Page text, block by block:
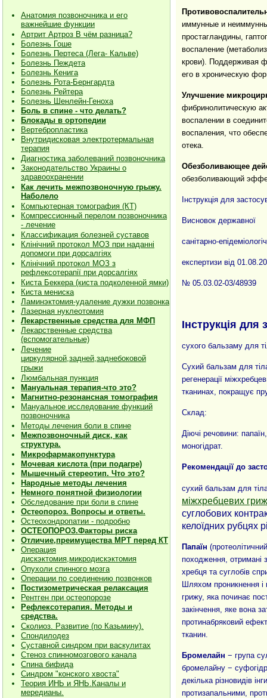
Анатомия позвоночника и его
важнейшие функции
Артрит Артроз В чём разница?
Болезнь Гоше
Болезнь Пертеса (Лега- Кальве)
Болезнь Пеждета
Болезнь Кенига
Болезнь Рота-Бернгардта
Болезнь Рейтера
Болезнь Шенлейн-Геноха
Боль в спине - что делать?
Блокады в ортопедии
Вертебропластика
Внутридисковая электротермальная
терапия
Диагностика заболеваний позвоночника
Законодательство Украины о
здравоохранении
Как лечить межпозвоночную грыжу.
Наболело
Компьютерная томография (КТ)
Компрессионный перелом позвоночника
- лечение
Классификация болезней суставов
Клiнiчний протокол МОЗ при наданнi
допомоги при дорсалгiях
Клiнiчний протокол МОЗ з
рефлексотерапiї при дорсалгіях
Киста Беккера (киста подколенной ямки)
Киста мениска
Ламинэктомия-удаление дужки позвонка
Лазерная нуклеотомия
Лекарственные средства для МФП
Лекарственные средства
(вспомогательные)
Лечение
циркулярной,задней,заднебоковой
грыжи
Люмбальная пункция
Мануальная терапия-что это?
Магнитно-резонансная томография
Мануальное исследование функций
позвоночника
Методы лечения боли в спине
Межпозвоночный диск, как
структура.
Микрофармакопунктура
Мочевая кислота (при подагре)
Мышечный стереотип. Что это?
Народные методы лечения
Немного понятной физиологии
Обследование при боли в спине
Остеопороз. Вопросы и ответы.
Остеохондропатии - подробно
ОСТЕОПОРОЗ.Факторы риска
Отличие,преимущества МРТ перед КТ
Операция
дискэктомия,микродискэктомия
Опухоли спинного мозга
Операции по соединению позвонков
Постизометрическая релаксация
Рентген при остеопорозе
Рефлексотерапия. Методы и
средства.
Сколиоз. Развитие (по Казьмину).
Спондилодез
Суставной синдром при васкулитах
Стеноз спинномозгового канала
Спина бифида
Синдром "конского хвоста"
Теория ИНЬ и ЯНЬ.Каналы и
мередианы.
иммунные и
простагландины,
воспаление
крови). Поддерживая
его в хроническую
Улучшение
фибринолитическую
воспалении в
воспаления, что
отека.
Обезболивающее
обезболивающий
Інструкція для
Висновок державної
санітарно-
експертизи від
№ 05.03.02-03/48939
Інструкція для
сухого бальзаму для
Сухий бальзам для
регенерації
тканинах, покращує
Склад:
Діючі речовини:
моногідрат.
Рекомендації до
сухий бальзам для
міжхребцевих
суглобових
келоїдних рубцях
Папаїн
походження, отримані
хребця та суглобів
Шляхом проникнення і
грижу, яка починає
закінчення, яке вона
протинабряковий
тканин.
Бромелайн − група
бромелайну −
декілька різновидів
протизапальними,